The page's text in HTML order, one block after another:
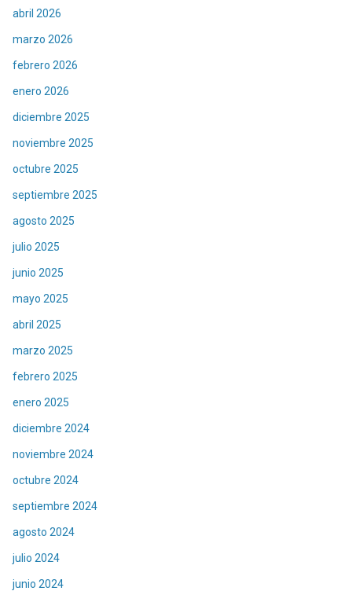
abril 2026
marzo 2026
febrero 2026
enero 2026
diciembre 2025
noviembre 2025
octubre 2025
septiembre 2025
agosto 2025
julio 2025
junio 2025
mayo 2025
abril 2025
marzo 2025
febrero 2025
enero 2025
diciembre 2024
noviembre 2024
octubre 2024
septiembre 2024
agosto 2024
julio 2024
junio 2024